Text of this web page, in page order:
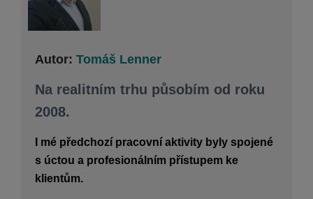
Autor: Tomáš Lenner
Na realitním trhu působím od roku
2008.
I mé předchozí pracovní aktivity byly spojené
s úctou a profesionálním přístupem ke
klientům.